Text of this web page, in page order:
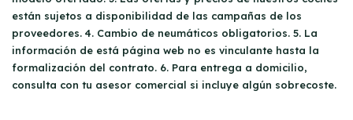
el IBAN y el titular.
vehículo, pero es recomendable revisar las
condiciones del contrato antes de compartirlo
para evitar sorpresas.
están sujetos a disponibilidad de las campañas de los
proveedores. 4. Cambio de neumáticos obligatorios. 5. La
información de está página web no es vinculante hasta la
formalización del contrato. 6. Para entrega a domicilio,
consulta con tu asesor comercial si incluye algún sobrecoste.